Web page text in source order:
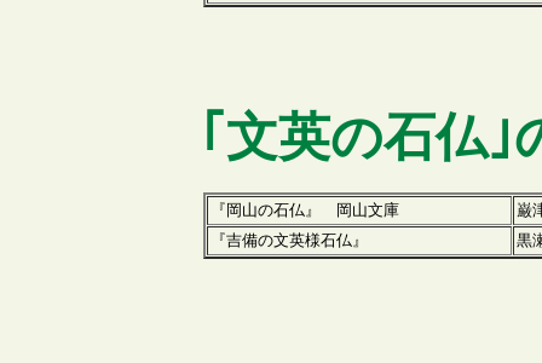
｢ 文英の石仏｣
『岡山の石仏』 岡山文庫
巌
『吉備の文英様石仏』
黒